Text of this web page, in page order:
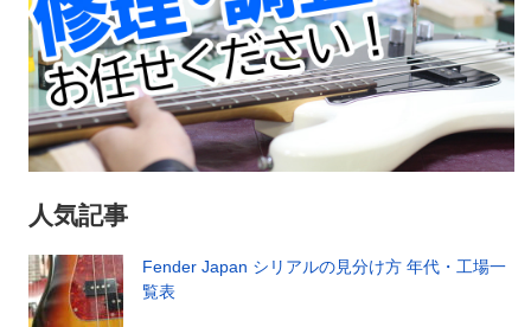
人気記事
Fender Japan シリアルの見分け方 年代・工場一
覧表